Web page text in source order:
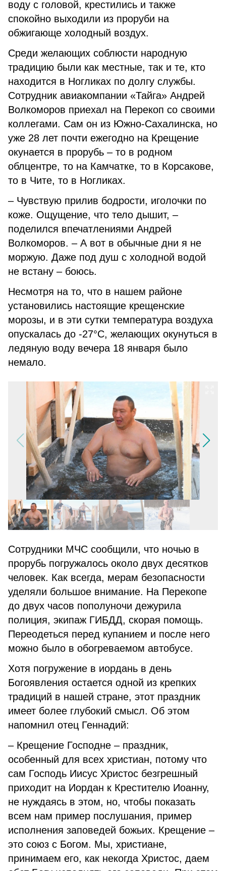
воду с головой, крестились и также
спокойно выходили из проруби на
обжигающе холодный воздух.
Среди желающих соблюсти народную
традицию были как местные, так и те, кто
находится в Ногликах по долгу службы.
Сотрудник авиакомпании «Тайга» Андрей
Волкоморов приехал на Перекоп со своими
коллегами. Сам он из Южно-Сахалинска, но
уже 28 лет почти ежегодно на Крещение
окунается в прорубь – то в родном
облцентре, то на Камчатке, то в Корсакове,
то в Чите, то в Ногликах.
– Чувствую прилив бодрости, иголочки по
коже. Ощущение, что тело дышит, –
поделился впечатлениями Андрей
Волкоморов. – А вот в обычные дни я не
моржую. Даже под душ с холодной водой
не встану – боюсь.
Несмотря на то, что в нашем районе
установились настоящие крещенские
морозы, и в эти сутки температура воздуха
опускалась до -27°C, желающих окунуться в
ледяную воду вечера 18 января было
немало.
Сотрудники МЧС сообщили, что ночью в
прорубь погружалось около двух десятков
человек. Как всегда, мерам безопасности
уделяли большое внимание. На Перекопе
до двух часов пополуночи дежурила
полиция, экипаж ГИБДД, скорая помощь.
Переодеться перед купанием и после него
можно было в обогреваемом автобусе.
Хотя погружение в иордань в день
Богоявления остается одной из крепких
традиций в нашей стране, этот праздник
имеет более глубокий смысл. Об этом
напомнил отец Геннадий:
– Крещение Господне – праздник,
особенный для всех христиан, потому что
сам Господь Иисус Христос безгрешный
приходит на Иордан к Крестителю Иоанну,
не нуждаясь в этом, но, чтобы показать
всем нам пример послушания, пример
исполнения заповедей божьих. Крещение –
это союз с Богом. Мы, христиане,
принимаем его, как некогда Христос, даем